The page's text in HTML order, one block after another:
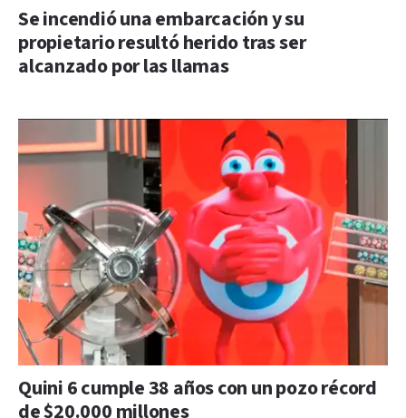
Se incendió una embarcación y su
propietario resultó herido tras ser
alcanzado por las llamas
Quini 6 cumple 38 años con un pozo récord
de $20.000 millones